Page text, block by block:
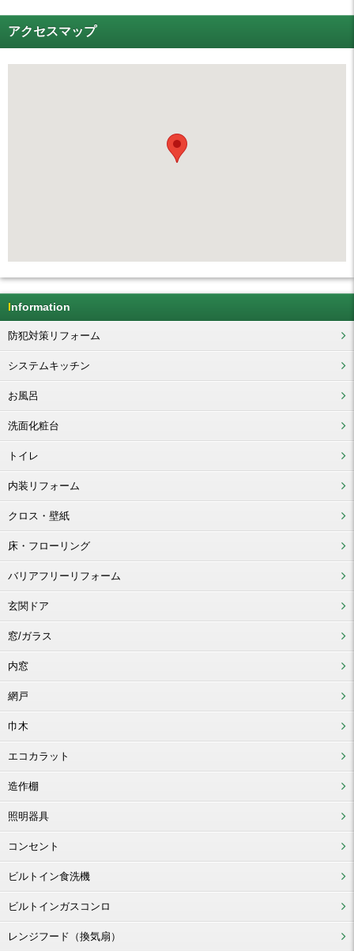
アクセスマップ
Information
防犯対策リフォーム
システムキッチン
お風呂
洗面化粧台
トイレ
内装リフォーム
クロス・壁紙
床・フローリング
バリアフリーリフォーム
玄関ドア
窓/ガラス
内窓
網戸
巾木
エコカラット
造作棚
照明器具
コンセント
ビルトイン食洗機
ビルトインガスコンロ
レンジフード（換気扇）